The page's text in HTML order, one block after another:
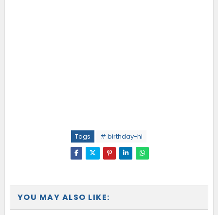
Tags # birthday-hi
YOU MAY ALSO LIKE: